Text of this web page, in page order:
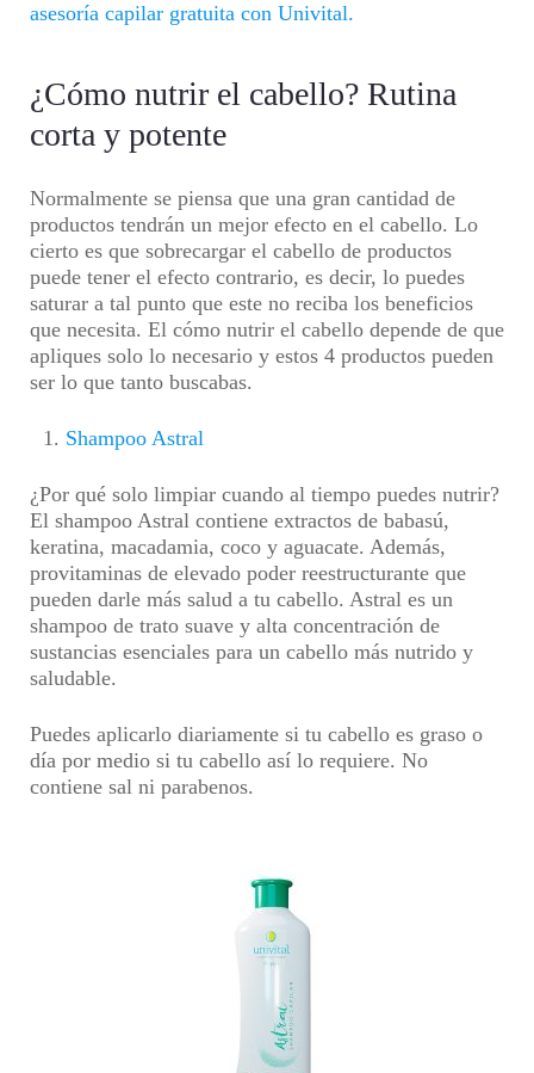
asesoría capilar gratuita con Univital.
¿Cómo nutrir el cabello? Rutina
corta y potente
Normalmente se piensa que una gran cantidad de
productos tendrán un mejor efecto en el cabello. Lo
cierto es que sobrecargar el cabello de productos
puede tener el efecto contrario, es decir, lo puedes
saturar a tal punto que este no reciba los beneficios
que necesita. El cómo nutrir el cabello depende de que
apliques solo lo necesario y estos 4 productos pueden
ser lo que tanto buscabas.
Shampoo Astral
¿Por qué solo limpiar cuando al tiempo puedes nutrir?
El shampoo Astral contiene extractos de babasú,
keratina, macadamia, coco y aguacate. Además,
provitaminas de elevado poder reestructurante que
pueden darle más salud a tu cabello. Astral es un
shampoo de trato suave y alta concentración de
sustancias esenciales para un cabello más nutrido y
saludable.
Puedes aplicarlo diariamente si tu cabello es graso o
día por medio si tu cabello así lo requiere. No
contiene sal ni parabenos.